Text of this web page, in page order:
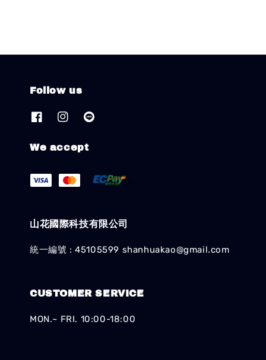
Follow us
We accept
山花國際科技有限公司
統一編號 : 45105599 shanhuakao@gmail.com
CUSTOMER SERVICE
MON.~ FRI. 10:00-18:00